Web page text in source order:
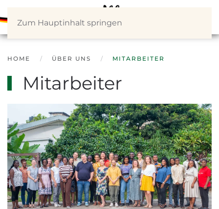
Zum Hauptinhalt springen
HOME ÜBER UNS MITARBEITER
Mitarbeiter